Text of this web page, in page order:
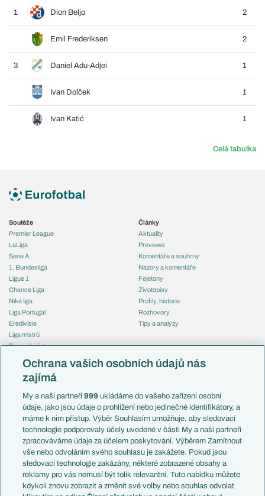
1 Dion Beljo 2
Emil Frederiksen 2
3 Daniel Adu-Adjei 1
Ivan Dolček 1
Ivan Katić 1
Celá tabulka
Soutěže
Premier League
LaLiga
Serie A
1. Bundesliga
Ligue 1
Chance Liga
Niké liga
Liga Portugal
Eredivisie
Liga mistrů
Evropská liga
Mistrovství světa
Liga národů
Témata
Představení týmů MS
EuroSkauting
PL v kostce
Evropské koeficienty
Přestupy
Přestupové spekulace
Zranění
Články
Aktuality
Previews
Komentáře a souhrny
Názory a komentáře
Fejetony
Životopisy
Profily, historie
Rozhovory
Tipy a analýzy
Česko
Francie
Itálie
Německo
Španělsko
Argentina
Brazílie
Přestupy
Zápasy
Ochrana vašich osobních údajů nás
zajímá
My a naši partneři999 ukládáme do vašeho zařízení osobní
údaje, jako jsou údaje o prohlížení nebo jedinečné identifikátory, a
máme k nim přístup. Výběr Souhlasím umožňuje, aby sledovací
technologie podporovaly účely uvedené v části My a naši partneři
zpracováváme údaje za účelem poskytování. Výběrem Zamítnout
vše nebo odvoláním svého souhlasu je zakážete. Pokud jsou
sledovací technologie zakázány, některé zobrazené obsahy a
reklamy pro vás nemusí být tolik relevantní. Tuto nabídku můžete
kdykoli znovu zobrazit a změnit své volby nebo souhlas odvolat